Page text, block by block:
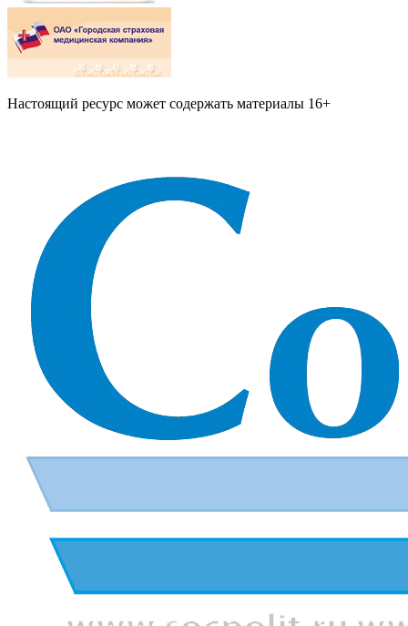
Настоящий ресурс может содержать материалы 16+